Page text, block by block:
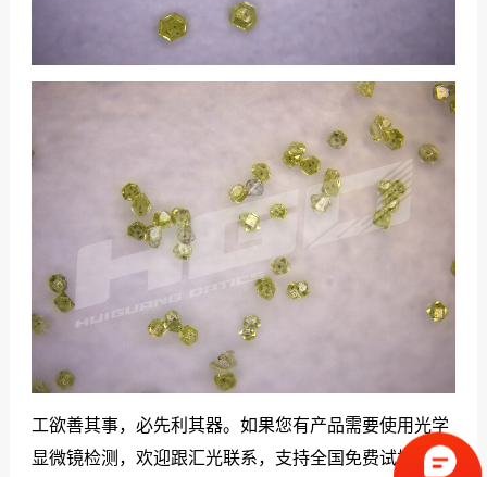
工欲善其事，必先利其器。如果您有产品需要使用光学
显微镜检测，欢迎跟汇光联系，支持全国免费试样哦~